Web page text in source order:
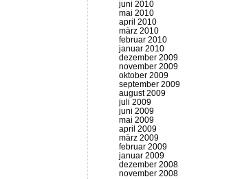
juni 2010
mai 2010
april 2010
märz 2010
februar 2010
januar 2010
dezember 2009
november 2009
oktober 2009
september 2009
august 2009
juli 2009
juni 2009
mai 2009
april 2009
märz 2009
februar 2009
januar 2009
dezember 2008
november 2008